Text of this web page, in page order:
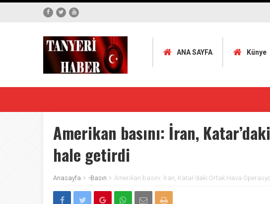
ANA SAYFA Künye
Amerikan basını: İran,
hale getirdi
Anasayfa -Basın Amerikan basını: İran, Katar’daki Ortak Hava